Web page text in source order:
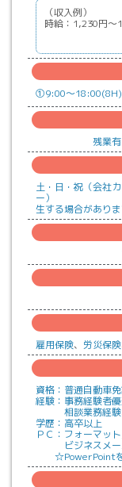
（収入例）
時給：1,230円
①9:00～18:00(8H)
残業
土・日・祝（会社
ー） ※
生する場合がありま
雇用保険
労災保険
資格：普通自動車免
経験：事務経験者
相談業務経験
学歴：高卒以上
ＰＣ：フォーマッ
ビジネスメー
☆PowerPointを